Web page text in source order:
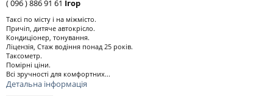
( 096 ) 886 91 61 Ігор
Таксі по місту і на міжмісто.
Причіп, дитяче автокрісло.
Кондиціонер, тонування.
Ліцензія, Стаж водіння понад 25 років.
Таксометр.
Помірні ціни.
Всі зручності для комфортних...
Детальна інформація